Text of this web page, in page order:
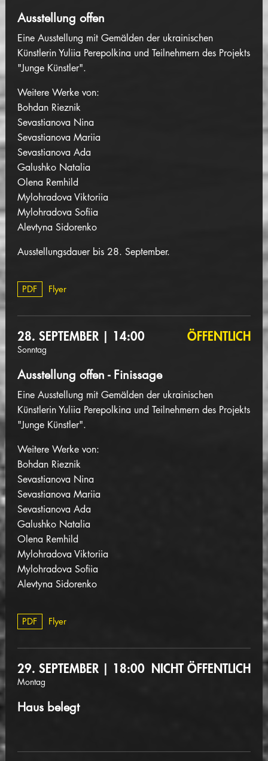
Ausstellung offen
Eine Ausstellung mit Gemälden der ukrainischen
Künstlerin Yuliia Perepolkina und Teilnehmern des Projekts
"Junge Künstler".
Weitere Werke von:
Bohdan Rieznik
Sevastianova Nina
Sevastianova Mariia
Sevastianova Ada
Galushko Natalia
Olena Remhild
Mylohradova Viktoriia
Mylohradova Sofiia
Alevtyna Sidorenko
Ausstellungsdauer bis 28. September.
PDF Flyer
28. SEPTEMBER | 14:00
Sonntag
ÖFFENTLICH
Ausstellung offen - Finissage
Eine Ausstellung mit Gemälden der ukrainischen
Künstlerin Yuliia Perepolkina und Teilnehmern des Projekts
"Junge Künstler".
Weitere Werke von:
Bohdan Rieznik
Sevastianova Nina
Sevastianova Mariia
Sevastianova Ada
Galushko Natalia
Olena Remhild
Mylohradova Viktoriia
Mylohradova Sofiia
Alevtyna Sidorenko
PDF Flyer
29. SEPTEMBER | 18:00
Montag
NICHT ÖFFENTLICH
Haus belegt